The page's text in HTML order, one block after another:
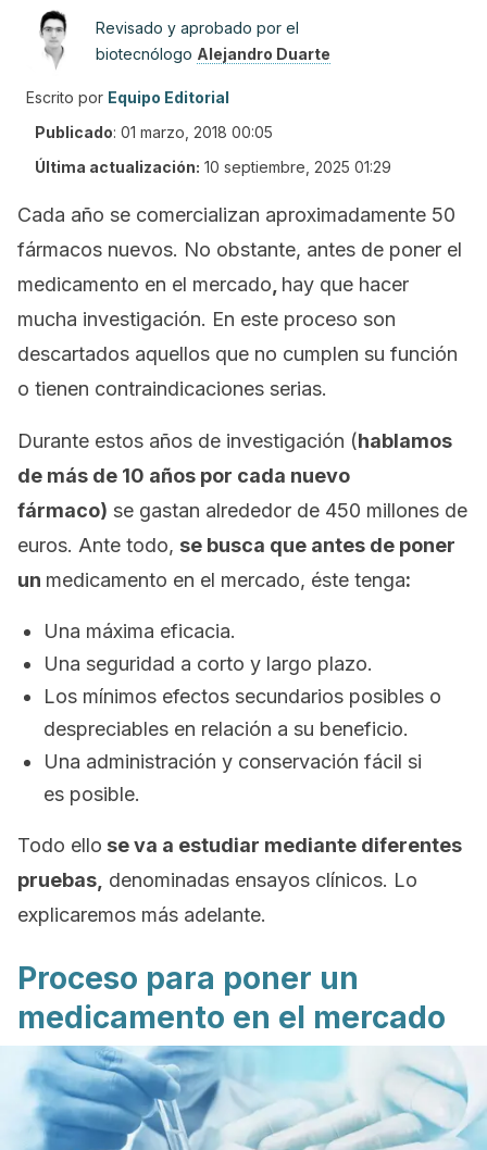
Revisado y aprobado por el
biotecnólogo Alejandro Duarte
Escrito por Equipo Editorial
Publicado: 01 marzo, 2018 00:05
Última actualización: 10 septiembre, 2025 01:29
Cada año se comercializan aproximadamente 50
fármacos nuevos. No obstante, antes de poner el
medicamento en el mercado hay que hacer
mucha investigación. En este proceso son
descartados aquellos que no cumplen su función
o tienen contraindicaciones serias.
Durante estos años de investigación (hablamos
de más de 10 años por cada nuevo
fármaco) se gastan alrededor de 450 millones de
euros. Ante todo, se busca que antes de poner
un medicamento en el mercado, éste tenga:
Una máxima eficacia.
Una seguridad a corto y largo plazo.
Los mínimos efectos secundarios posibles o
despreciables en relación a su beneficio.
Una administración y conservación fácil si
es posible.
Todo ello se va a estudiar mediante diferentes
pruebas, denominadas ensayos clínicos. Lo
explicaremos más adelante.
Proceso para poner un
medicamento en el mercado